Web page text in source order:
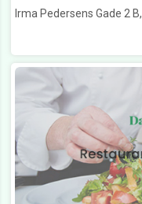
Irma Pedersens Gade 2 B,